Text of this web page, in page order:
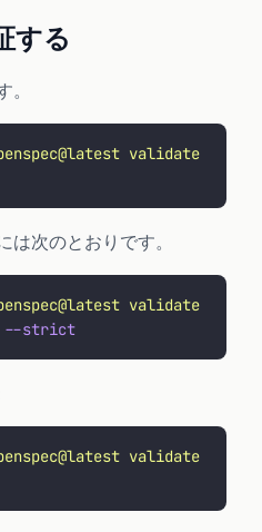
する
validate
は次のとおりです。
validate
--strict
validate